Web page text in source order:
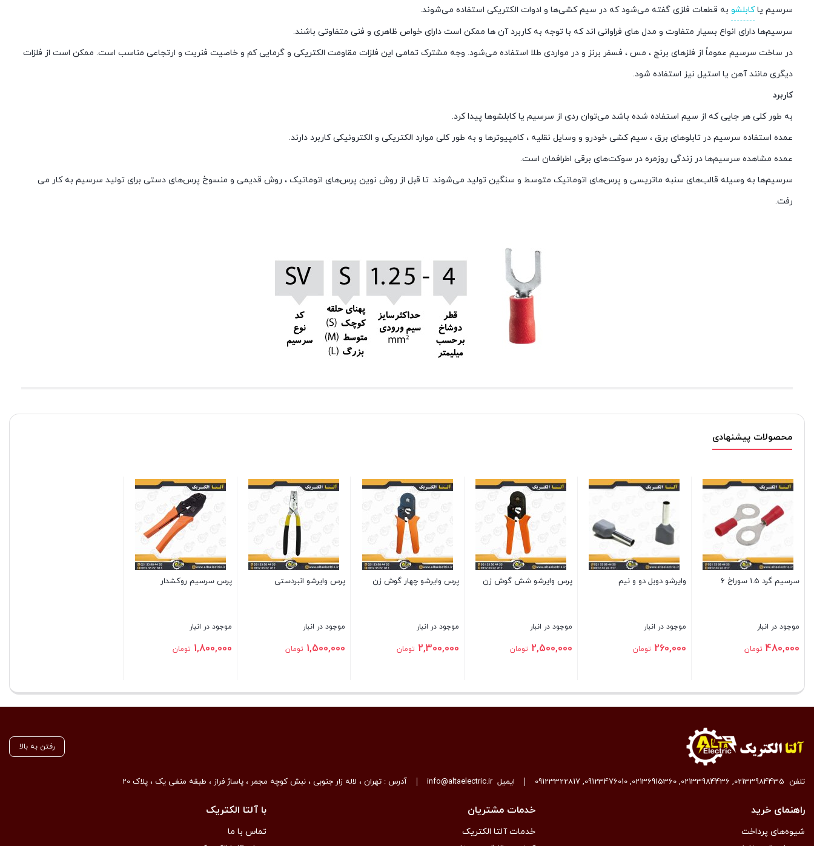
سرسیم یاکابلشو به قطعات فلزی گفته می‌شود که در سیم کشی‌ها و ادوات الکتریکی استفاده می‌شوند.
سرسیم‌ها دارای انواع بسیار متفاوت و مدل‌ های فراوانی اند که با توجه به کاربرد آن ها ممکن است دارای خواص ظاهری و فنی متفاوتی باشند.
در ساخت سرسیم عموماً از فلزهای برنج ، مس ، فسفر برنز و در مواردی طلا استفاده می‌شود. وجه مشترک تمامی این فلزات مقاومت الکتریکی و گرمایی کم و خاصیت فنریت و ارتجاعی مناسب است. ممکن است از فلزات
دیگری مانند آهن یا استیل نیز استفاده شود.
کاربرد
به طور کلی هر جایی که از سیم استفاده شده باشد می‌توان ردی از سرسیم یا کابلشوها پیدا کرد.
عمده استفاده سرسیم در تابلوهای برق ، سیم کشی خودرو و وسایل نقلیه ، کامپیوترها و به طور کلی موارد الکتریکی و الکترونیکی کاربرد دارند.
عمده مشاهده سرسیم‌ها در زندگی روزمره در سوکت‌های برقی اطرافمان است.
سرسیم‌ها به وسیله قالب‌های سنبه ماتریسی و پرس‌های اتوماتیک متوسط و سنگین تولید می‌شوند. تا قبل از روش نوین پرس‌های اتوماتیک ، روش قدیمی و منسوخ پرس‌های دستی برای تولید سرسیم به کار می
رفت.
محصولات پیشنهادی
سرسیم گرد 1.5 سوراخ 6
موجود در انبار
480,000 تومان
بستن
وایرشو دوبل دو و نیم
موجود در انبار
260,000 تومان
پرس وایرشو شش گوش زن
موجود در انبار
2,500,000 تومان
پرس وایرشو چهار گوش زن
موجود در انبار
2,300,000 تومان
پرس وایرشو انبردستی
موجود در انبار
1,500,000 تومان
پرس سرسیم روکشدار
موجود در انبار
1,800,000 تومان
رفتن به بالا
تلفن 02133984435
,
02133984436
,
02136915360
,
09123476010
,
09123322817 ایمیلinfo@altaelectric.ir آدرس : تهران ، لاله زار جنوبی ، نبش کوچه مجمر ، پاساژ فراز ، طبقه منفی یک ، پلاک 20
راهنمای خرید
شیوه‌های پرداخت
خدمات مشتریان
خدمات آلتا الکتریک
با آلتا الکتریک
تماس با ما